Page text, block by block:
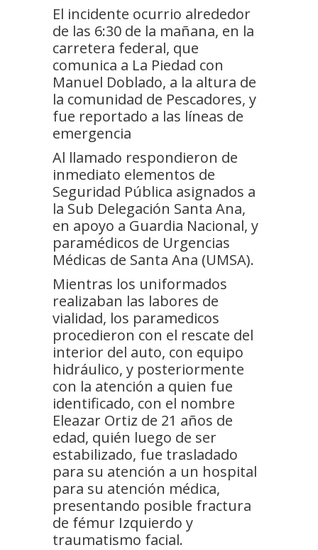
El incidente ocurrio alrededor
de las 6:30 de la mañana, en la
carretera federal, que
comunica a La Piedad con
Manuel Doblado, a la altura de
la comunidad de Pescadores, y
fue reportado a las líneas de
emergencia
Al llamado respondieron de
inmediato elementos de
Seguridad Pública asignados a
la Sub Delegación Santa Ana,
en apoyo a Guardia Nacional, y
paramédicos de Urgencias
Médicas de Santa Ana (UMSA).
Mientras los uniformados
realizaban las labores de
vialidad, los paramedicos
procedieron con el rescate del
interior del auto, con equipo
hidráulico, y posteriormente
con la atención a quien fue
identificado, con el nombre
Eleazar Ortiz de 21 años de
edad, quién luego de ser
estabilizado, fue trasladado
para su atención a un hospital
para su atención médica,
presentando posible fractura
de fémur Izquierdo y
traumatismo facial.